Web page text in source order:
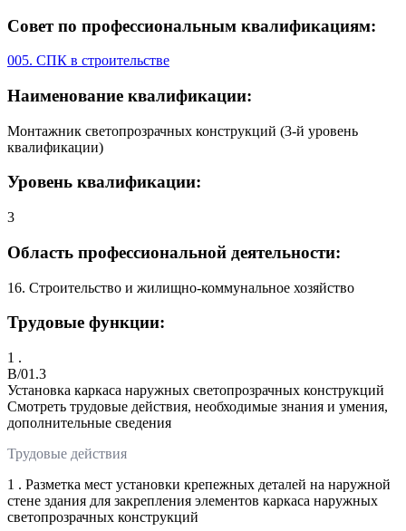
Совет по профессиональным квалификациям:
005. СПК в строительстве
Наименование квалификации:
Монтажник светопрозрачных конструкций (3-й уровень
квалификации)
Уровень квалификации:
3
Область профессиональной деятельности:
16. Строительство и жилищно-коммунальное хозяйство
Трудовые функции:
1 .
B/01.3
Установка каркаса наружных светопрозрачных конструкций
Смотреть трудовые действия, необходимые знания и умения,
дополнительные сведения
Трудовые действия
1 . Разметка мест установки крепежных деталей на наружной
стене здания для закрепления элементов каркаса наружных
светопрозрачных конструкций